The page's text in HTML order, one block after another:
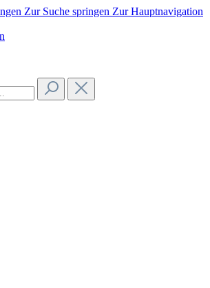
Zur Suche springen Zur Hauptnavigation